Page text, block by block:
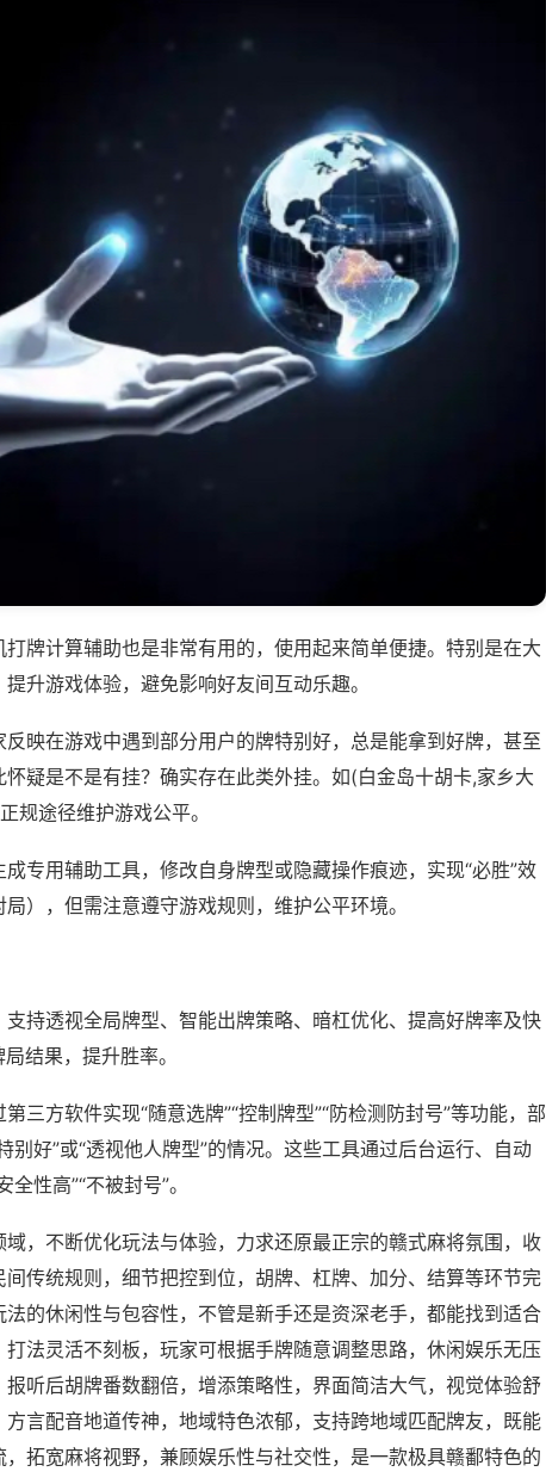
牌计算辅助也是非常有用的，使用起来简单便捷。特别是在大
升游戏体验，避免影响好友间互动乐趣。
映在游戏中遇到部分用户的牌特别好，总是能拿到好牌，甚至
疑是不是有挂？确实存在此类外挂。如(白金岛十胡卡,家乡大
规途径维护游戏公平。
专用辅助工具，修改自身牌型或隐藏操作痕迹，实现“必胜”效
），但需注意遵守游戏规则，维护公平环境。
持透视全局牌型、智能出牌策略、暗杠优化、提高好牌率及快
结果，提升胜率。
三方软件实现“随意选牌”“控制牌型”“防检测防封号”等功能，部
别好”或“透视他人牌型”的情况。这些工具通过后台运行、自动
性高”“不被封号”。
，不断优化玩法与体验，力求还原最正宗的赣式麻将氛围，收
传统规则，细节把控到位，胡牌、杠牌、加分、结算等环节完
的休闲性与包容性，不管是新手还是资深老手，都能找到适合
法灵活不刻板，玩家可根据手牌随意调整思路，休闲娱乐无压
听后胡牌番数翻倍，增添策略性，界面简洁大气，视觉体验舒
言配音地道传神，地域特色浓郁，支持跨地域匹配牌友，既能
拓宽麻将视野，兼顾娱乐性与社交性，是一款极具赣鄱特色的